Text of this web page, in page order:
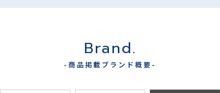
Brand.
-商品掲載ブランド概要-